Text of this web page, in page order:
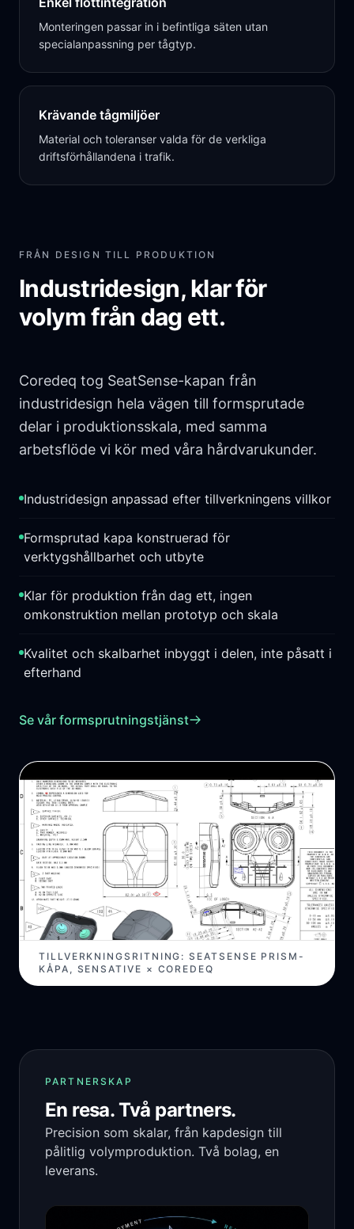
Monteringen passar in i befintliga säten utan
specialanpassning per tågtyp.
Krävande tågmiljöer
Material och toleranser valda för de verkliga
driftsförhållandena i trafik.
FRÅN DESIGN TILL PRODUKTION
Industridesign, klar för
volym från dag ett.
Coredeq tog SeatSense-kapan från
industridesign hela vägen till formsprutade
delar i produktionsskala, med samma
arbetsflöde vi kör med våra hårdvarukunder.
Industridesign anpassad efter tillverkningens villkor
Formsprutad kapa konstruerad för
verktygshållbarhet och utbyte
Klar för produktion från dag ett, ingen
omkonstruktion mellan prototyp och skala
Kvalitet och skalbarhet inbyggt i delen, inte påsatt i
efterhand
Se vår formsprutningstjänst
TILLVERKNINGSRITNING: SEATSENSE PRISM-
KÅPA, SENSATIVE × COREDEQ
PARTNERSKAP
En resa. Två partners.
Precision som skalar, från kapdesign till
pålitlig volymproduktion. Två bolag, en
leverans.